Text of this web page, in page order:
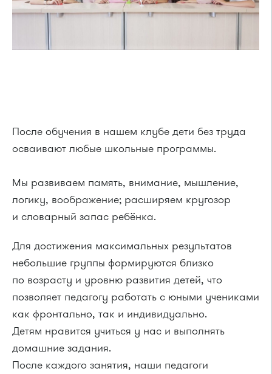
После обучения в нашем клубе дети без труда
осваивают любые школьные программы.
Мы развиваем память, внимание, мышление,
логику, воображение; расширяем кругозор
и словарный запас ребёнка.
Для достижения максимальных результатов
небольшие группы формируются близко
по возрасту и уровню развития детей, что
позволяет педагогу работать с юными учениками
как фронтально, так и индивидуально.
Детям нравится учиться у нас и выполнять
домашние задания.
После каждого занятия, наши педагоги